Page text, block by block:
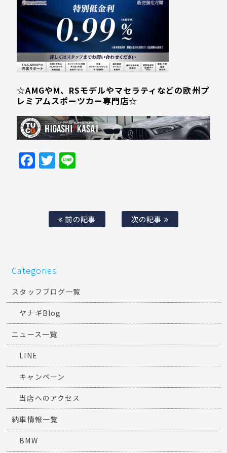
☆AMGやM、RSモデルやマセラティなどの欧州プ
レミアムスポーツカー専門店☆
Facebook
Twitter
前の記事 次の記事
Categories
スタッフブログ一覧
ヤナギBlog
ニュース一覧
LINE
キャンペーン
当店へのアクセス
納車情報一覧
BMW